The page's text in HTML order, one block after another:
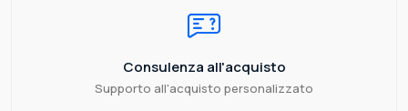
Consulenza all'acquisto
Supporto all'acquisto personalizzato